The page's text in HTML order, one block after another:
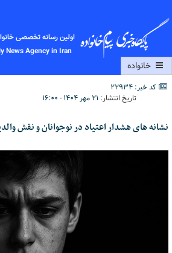
اولین رسانه تخصصی
News Agency in Iran
خانواده
کد خبر: 22934
تاریخ انتشار: ۲۱ مهر ۱۴۰۴ - ۱۶:۰۰
نشانه های هشدار اعتیاد در نوجوانان و نقش